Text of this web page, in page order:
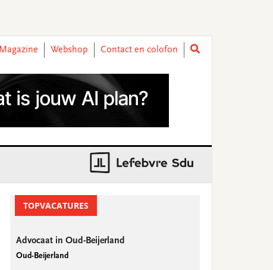
Magazine Webshop Contact en colofon
SidebarTOPVACATURES
Advocaat in Oud-Beijerland
Oud-Beijerland